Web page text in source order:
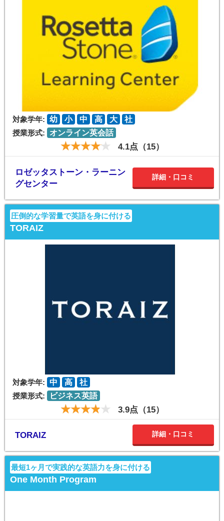
対象学年: 幼 小 中 高 大
社
授業形式:
オンライン英会話
4.1点（15）
ロゼッタストーン・ラーニン
グセンター
詳細・口コミ
圧倒的な学習量で英語を身に付ける
TORAIZ
対象学年: 中 高
社
授業形式:
ビジネス英語
3.9点（15）
TORAIZ 詳細・口コミ
最短1ヶ月で実践的な英語力を身に付ける
One Month Program